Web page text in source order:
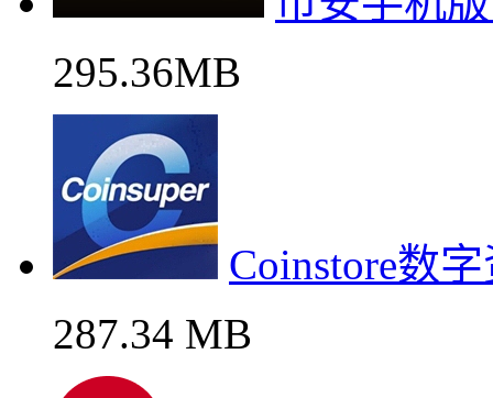
295.36MB
Coinstore数
287.34 MB